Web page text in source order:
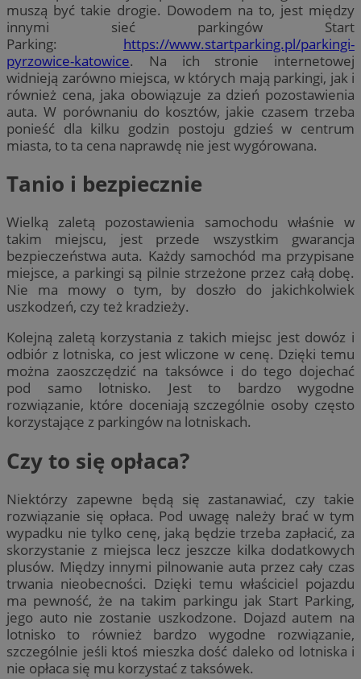
muszą być takie drogie. Dowodem na to, jest między
innymi sieć parkingów Start
Parking: https://www.startparking.pl/parkingi-
pyrzowice-katowice. Na ich stronie internetowej
widnieją zarówno miejsca, w których mają parkingi, jak i
również cena, jaka obowiązuje za dzień pozostawienia
auta. W porównaniu do kosztów, jakie czasem trzeba
ponieść dla kilku godzin postoju gdzieś w centrum
miasta, to ta cena naprawdę nie jest wygórowana.
Tanio i bezpiecznie
Wielką zaletą pozostawienia samochodu właśnie w
takim miejscu, jest przede wszystkim gwarancja
bezpieczeństwa auta. Każdy samochód ma przypisane
miejsce, a parkingi są pilnie strzeżone przez całą dobę.
Nie ma mowy o tym, by doszło do jakichkolwiek
uszkodzeń, czy też kradzieży.
Kolejną zaletą korzystania z takich miejsc jest dowóz i
odbiór z lotniska, co jest wliczone w cenę. Dzięki temu
można zaoszczędzić na taksówce i do tego dojechać
pod samo lotnisko. Jest to bardzo wygodne
rozwiązanie, które doceniają szczególnie osoby często
korzystające z parkingów na lotniskach.
Czy to się opłaca?
Niektórzy zapewne będą się zastanawiać, czy takie
rozwiązanie się opłaca. Pod uwagę należy brać w tym
wypadku nie tylko cenę, jaką będzie trzeba zapłacić, za
skorzystanie z miejsca lecz jeszcze kilka dodatkowych
plusów. Między innymi pilnowanie auta przez cały czas
trwania nieobecności. Dzięki temu właściciel pojazdu
ma pewność, że na takim parkingu jak Start Parking,
jego auto nie zostanie uszkodzone. Dojazd autem na
lotnisko to również bardzo wygodne rozwiązanie,
szczególnie jeśli ktoś mieszka dość daleko od lotniska i
nie opłaca się mu korzystać z taksówek.